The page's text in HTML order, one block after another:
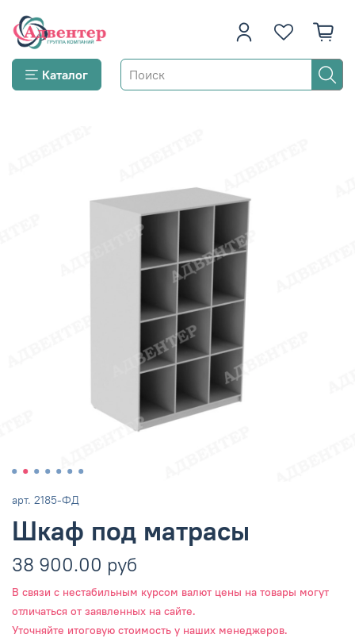
Каталог
арт. 2185-ФД
Шкаф под матрасы
38 900.00 руб
В связи с нестабильным курсом валют цены на товары могут
отличаться от заявленных на сайте.
Уточняйте итоговую стоимость у наших менеджеров.